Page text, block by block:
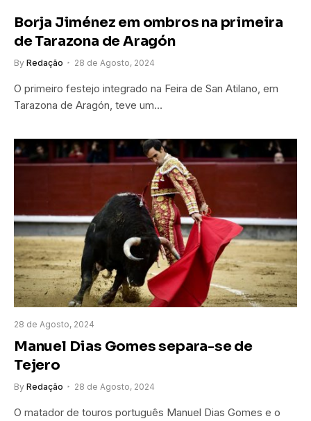
Borja Jiménez em ombros na primeira
de Tarazona de Aragón
By Redação 28 de Agosto, 2024
O primeiro festejo integrado na Feira de San Atilano, em
Tarazona de Aragón, teve um…
28 de Agosto, 2024
Manuel Dias Gomes separa-se de
Tejero
By Redação 28 de Agosto, 2024
O matador de touros português Manuel Dias Gomes e o